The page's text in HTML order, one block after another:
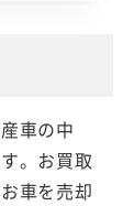
車の中
。お買取
車を売却